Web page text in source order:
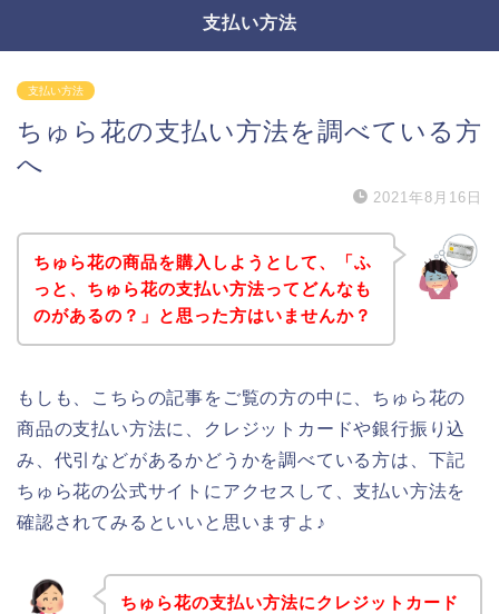
支払い方法
支払い方法
ちゅら花の支払い方法を調べている方
へ
2021年8月16日
ちゅら花の商品を購入しようとして、「ふ
っと、ちゅら花の支払い方法ってどんなも
のがあるの？」と思った方はいませんか？
もしも、こちらの記事をご覧の方の中に、ちゅら花の
商品の支払い方法に、クレジットカードや銀行振り込
み、代引などがあるかどうかを調べている方は、下記
ちゅら花の公式サイトにアクセスして、支払い方法を
確認されてみるといいと思いますよ♪
ちゅら花の支払い方法にクレジットカード